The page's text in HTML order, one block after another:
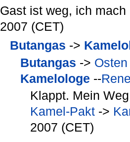
Gast ist weg, ich
2007 (CET)
Butangas ->
Butangas -> Osten
Kamelologe --
Klappt. Mein
Kamel-Pakt ->
2007 (CET)